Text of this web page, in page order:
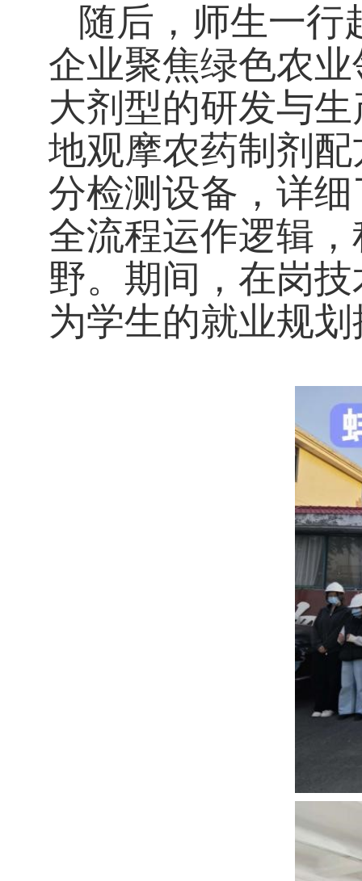
随后，师生一行
企业聚焦绿色农
大剂型的研发与
地观摩农药制剂
分检测设备，详
全流程运作逻辑
野。期间，在岗
为学生的就业规